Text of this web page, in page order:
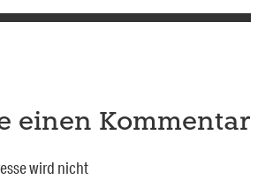
einen Kommentar
wird nicht